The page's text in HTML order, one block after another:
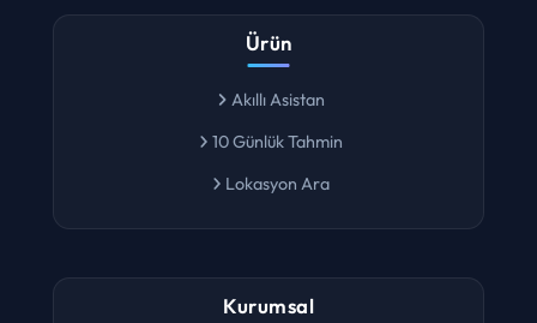
Ürün
Akıllı Asistan
10 Günlük Tahmin
Lokasyon Ara
Kurumsal